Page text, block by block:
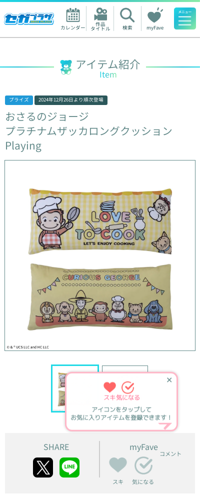
カレンダー 作品
タイトル 検索 myFave
人気ワード
アイテム紹介
Item
プライズ 2024年12月26日 より順次登場
おさるのジョージ
プラチナムザッカロングクッション
Playing
✕
スキ気になる
アイコンをタップして
お気に入りアイテムを登録できます！
SHARE myFave
スキ 気になる
コメント